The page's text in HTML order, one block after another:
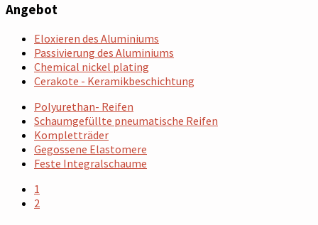
Angebot
Eloxieren des Aluminiums
Passivierung des Aluminiums
Chemical nickel plating
Cerakote - Keramikbeschichtung
Polyurethan- Reifen
Schaumgefüllte pneumatische Reifen
Kompletträder
Gegossene Elastomere
Feste Integralschaume
1
2